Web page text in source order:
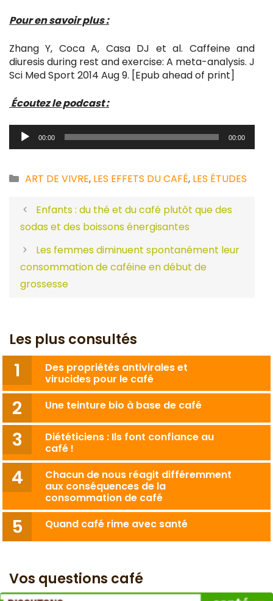
Pour en savoir plus :
Zhang Y, Coca A, Casa DJ et al. Caffeine and
diuresis during rest and exercise: A meta-analysis. J
Sci Med Sport 2014 Aug 9. [Epub ahead of print]
Écoutez le podcast :
Lecteur
audio
00:00 00:00
Catégories
ART DE VIVRE, LES EFFETS DU CAFÉ, LES ÉTUDES
Enfants : du thé et du café plutôt que des
sodas et des boissons énergisantes
Les femmes diminuent spontanément leur
consommation de caféine en début de
grossesse
Les plus consultés
Des propriétés antivirales et
virucides pour le café
Une teinture bio à base de café
Diététiciens : Ils font confiance au
café !
Chacun de nous réagit différemment
aux conséquences de la
consommation de café
Quand café rime avec santé
Vos questions café